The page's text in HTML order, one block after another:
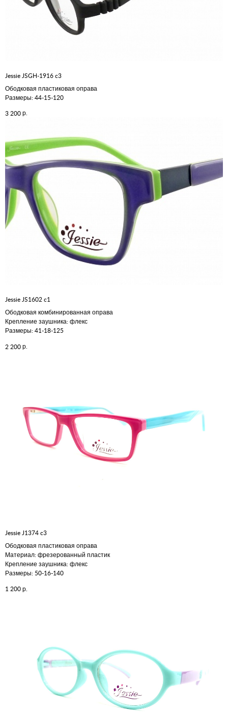
Jessie JSGH-1916 c3
Ободковая пластиковая оправа
Размеры: 44-15-120
3 200р.
Jessie JS1602 c1
Ободковая комбинированная оправа
Крепление заушника: флекс
Размеры: 41-18-125
2 200р.
Jessie J1374 c3
Ободковая пластиковая оправа
Материал: фрезерованный пластик
Крепление заушника: флекс
Размеры: 50-16-140
1 200р.